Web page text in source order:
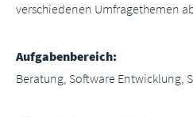
verschiedenen Umfragethemen
Aufgabenbereich:
Beratung, Software Entwicklung,